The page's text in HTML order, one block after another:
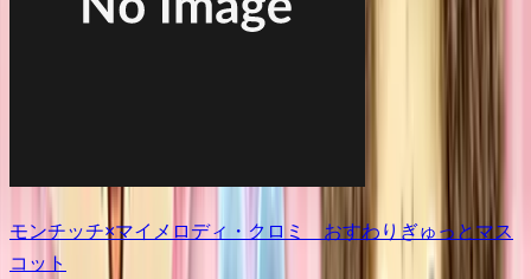
モンチッチ×マイメロディ・クロミ おすわりぎゅっとマス
コット